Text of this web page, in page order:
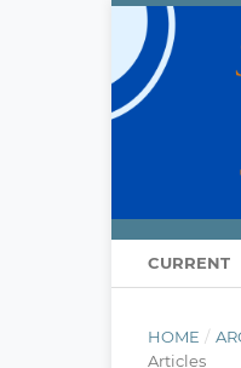
CURRENT
HOME /
Articles